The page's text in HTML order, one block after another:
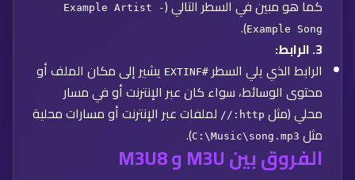
كما هو مبين في السطر التالي (Example Artist -
Example Song
).
3. الرابط:
الرابط الذي يلي السطر #EXTINF
يشير إلى مكان الملف أو
محتوى الوسائط، سواء كان عبر الإنترنت أو في مسار
محلي (مثل http://
لملفات عبر الإنترنت أو مسارات محلية
مثل C:\Music\song.mp3
).
الفروق بين M3U و M3U8